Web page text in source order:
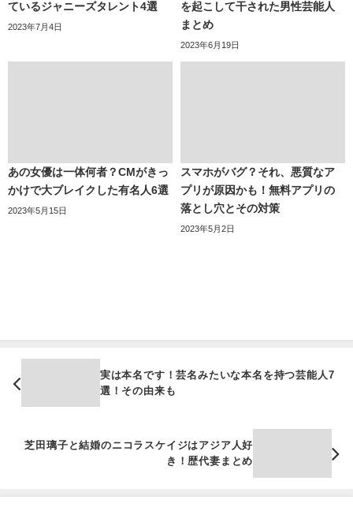
ているジャニーズタレント4選
2023年7月4日
を起こして干された男性芸能人
まとめ
2023年6月19日
あの女優は一体何者？CMがきっ
かけで大ブレイクした有名人6選
2023年5月15日
スマホがバグ？それ、悪質なア
プリが原因かも！無料アプリの
落とし穴とその対策
2023年5月2日
実は本名です！芸名みたいな本名を持つ芸能人7
選！その由来も
芝田璃子と結婚のニコラスケイジはアジア人好
き！歴代妻まとめ